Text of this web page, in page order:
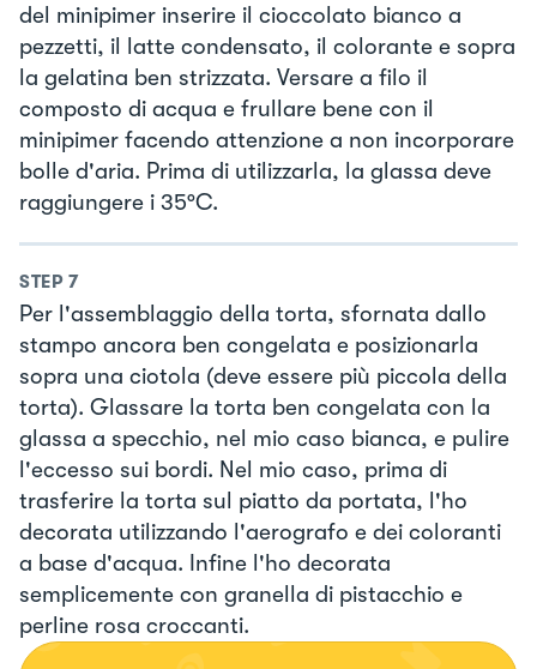
del minipimer inserire il cioccolato bianco a
pezzetti, il latte condensato, il colorante e sopra
la gelatina ben strizzata. Versare a filo il
composto di acqua e frullare bene con il
minipimer facendo attenzione a non incorporare
bolle d'aria. Prima di utilizzarla, la glassa deve
raggiungere i 35°C.
STEP 7
Per l'assemblaggio della torta, sfornata dallo
stampo ancora ben congelata e posizionarla
sopra una ciotola (deve essere più piccola della
torta). Glassare la torta ben congelata con la
glassa a specchio, nel mio caso bianca, e pulire
l'eccesso sui bordi. Nel mio caso, prima di
trasferire la torta sul piatto da portata, l'ho
decorata utilizzando l'aerografo e dei coloranti
a base d'acqua. Infine l'ho decorata
semplicemente con granella di pistacchio e
perline rosa croccanti.